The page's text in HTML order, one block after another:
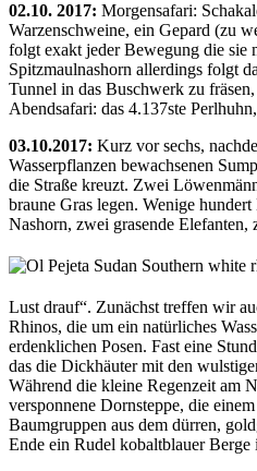
02.10. 2017: Morgensafari:
Warzenschweine, ein Gepard (zu
folgt exakt jeder Bewegung die sie
Spitzmaulnashorn allerdings folgt
Tunnel in das Buschwerk zu
Abendsafari: das 4.137ste
03.10.2017: Kurz vor sechs,
Wasserpflanzen bewachsenen
die Straße kreuzt. Zwei
braune Gras legen. Wenige
Nashorn, zwei grasende
Lust drauf“. Zunächst treffen wir
Rhinos, die um ein natürliches
erdenklichen Posen. Fast eine
das die Dickhäuter mit den
Während die kleine Regenzeit am
versponnene Dornsteppe, die
Baumgruppen aus dem dürren,
Ende ein Rudel kobaltblauer